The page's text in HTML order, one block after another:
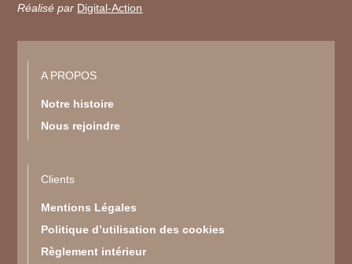
Réalisé par Digital-Action
A PROPOS
Notre histoire
Nous rejoindre
Clients
Mentions Légales
Politique d’utilisation des cookies
Règlement intérieur